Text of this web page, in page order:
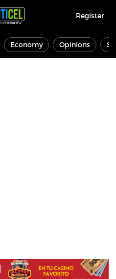
Register
Economy Opinions